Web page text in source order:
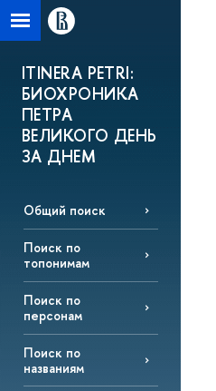
ITINERA PETRI:
БИОХРОНИКА
ПЕТРА
ВЕЛИКОГО ДЕНЬ
ЗА ДНЕМ
Общий поиск
Поиск по
топонимам
Поиск по
персонам
Поиск по
названиям